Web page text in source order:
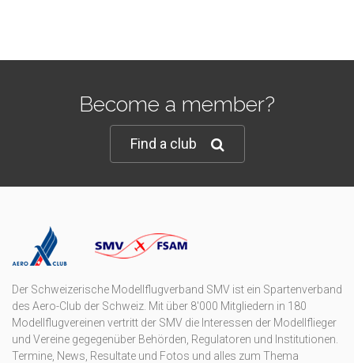
Become a member?
Find a club
Der Schweizerische Modellflugverband SMV ist ein Spartenverband
des Aero-Club der Schweiz. Mit über 8'000 Mitgliedern in 180
Modellflugvereinen vertritt der SMV die Interessen der Modellflieger
und Vereine gegegenüber Behörden, Regulatoren und Institutionen.
Termine, News, Resultate und Fotos und alles zum Thema